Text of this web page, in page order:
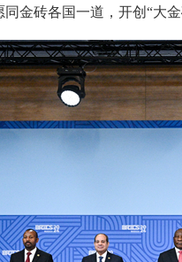
金砖各国一道，开创“大